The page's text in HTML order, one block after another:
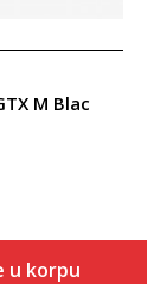
M Blac
u korpu